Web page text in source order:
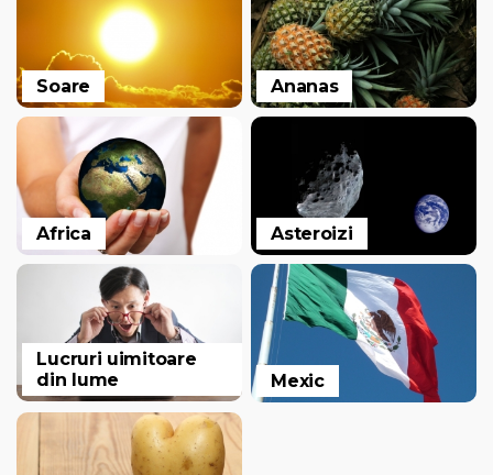
Soare Ananas
Africa Asteroizi
Lucruri uimitoare
din lume
Mexic